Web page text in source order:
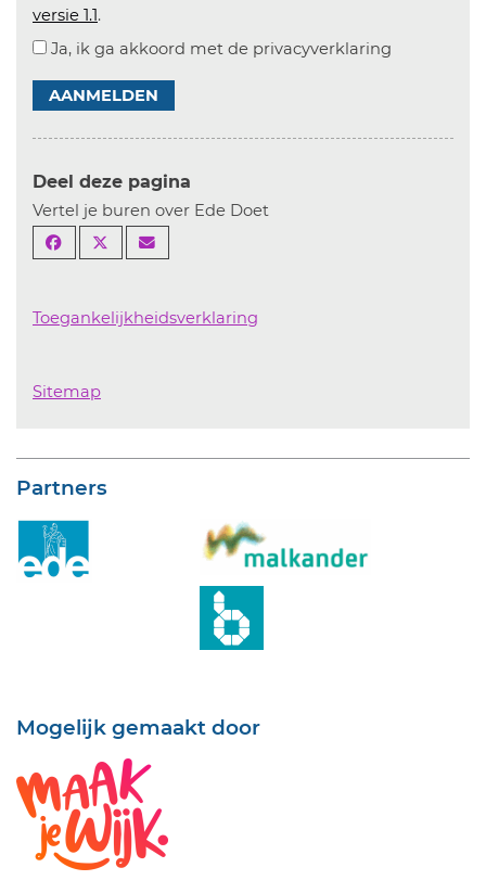
versie 1.1.
Ja, ik ga akkoord met de privacyverklaring
AANMELDEN
Deel deze pagina
Vertel je buren over Ede Doet
Toegankelijkheidsverklaring
Sitemap
Partners
Mogelijk gemaakt door